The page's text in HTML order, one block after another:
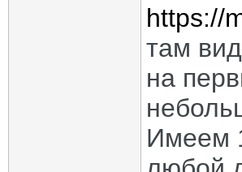
https://
там
на
Имеем